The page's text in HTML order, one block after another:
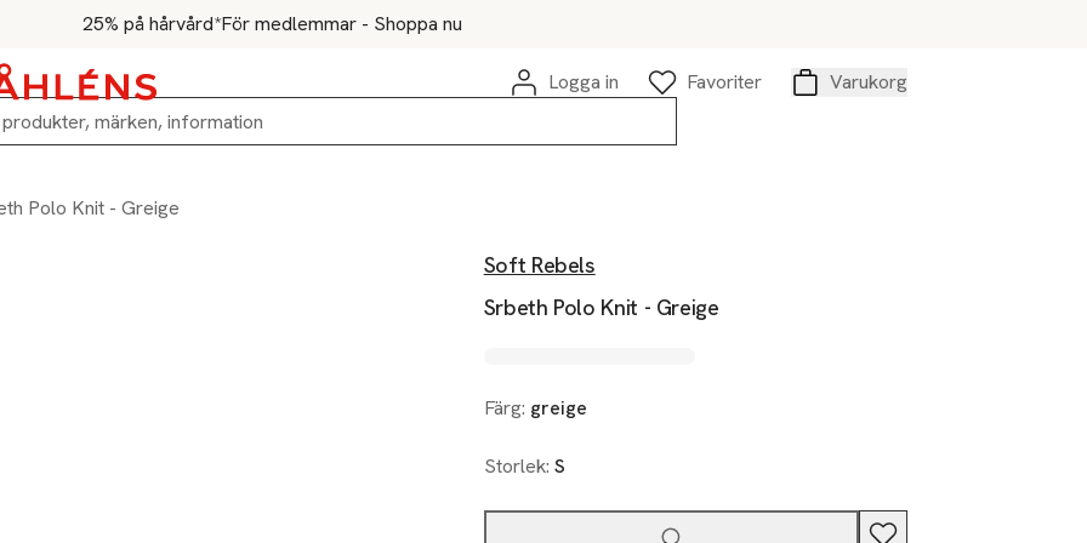
25% på hårvård*För medlemmar - Shoppa nu
Logga in
Favoriter
Varukorg
Polo Knit - Greige
Soft Rebels
Srbeth Polo Knit - Greige
Färg: greige
Storlek: S